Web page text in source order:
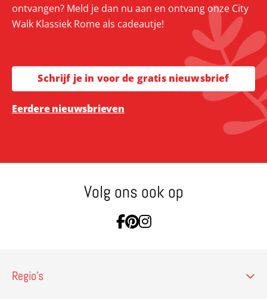
ontvangen? Meld je dan nu aan en ontvang onze City
Walk Klassiek Rome als cadeautje!
Schrijf je in voor de gratis nieuwsbrief
Eerdere nieuwsbrieven
Volg ons ook op
Ga naar Facebook
Ga naar Pinterest
Ga naar Instagram
Regio’s